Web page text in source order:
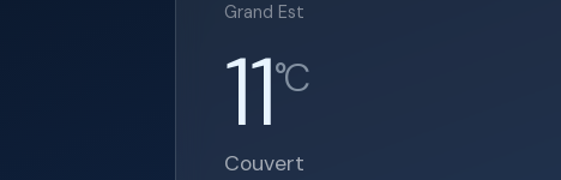
Grand Est
11°C
Couvert